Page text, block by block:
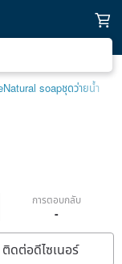
Natural soapชุดว่ายน้ำ
การตอบกลับ
-
ติดต่อดีไซเนอร์